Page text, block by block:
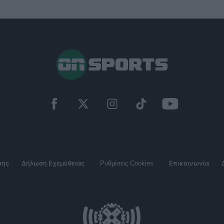
Δήλωση Εχεμύθειας Ρυθμίσεις Cookies Επικοινωνία